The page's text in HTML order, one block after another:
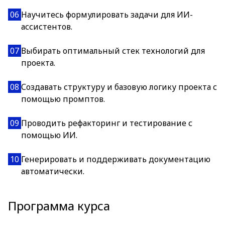
06 Научитесь формулировать задачи для ИИ-
ассистентов.
07 Выбирать оптимальный стек технологий для
проекта.
08 Создавать структуру и базовую логику проекта с
помощью промптов.
09 Проводить рефакторинг и тестирование с
помощью ИИ.
10 Генерировать и поддерживать документацию
автоматически.
Программа курса